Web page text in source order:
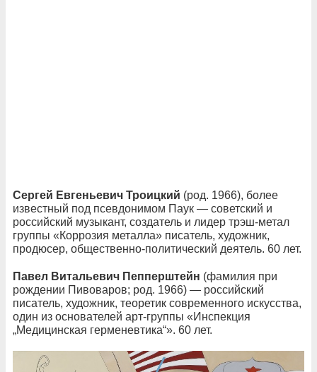
Сергей Евгеньевич Троицкий (род. 1966), более
известный под псевдонимом Паук — советский и
российский музыкант, создатель и лидер трэш-метал
группы «Коррозия металла» писатель, художник,
продюсер, общественно-политический деятель. 60 лет.
Павел Витальевич Пепперштейн (фамилия при
рождении Пивоваров; род. 1966) — российский
писатель, художник, теоретик современного искусства,
один из основателей арт-группы «Инспекция
„Медицинская герменевтика“». 60 лет.